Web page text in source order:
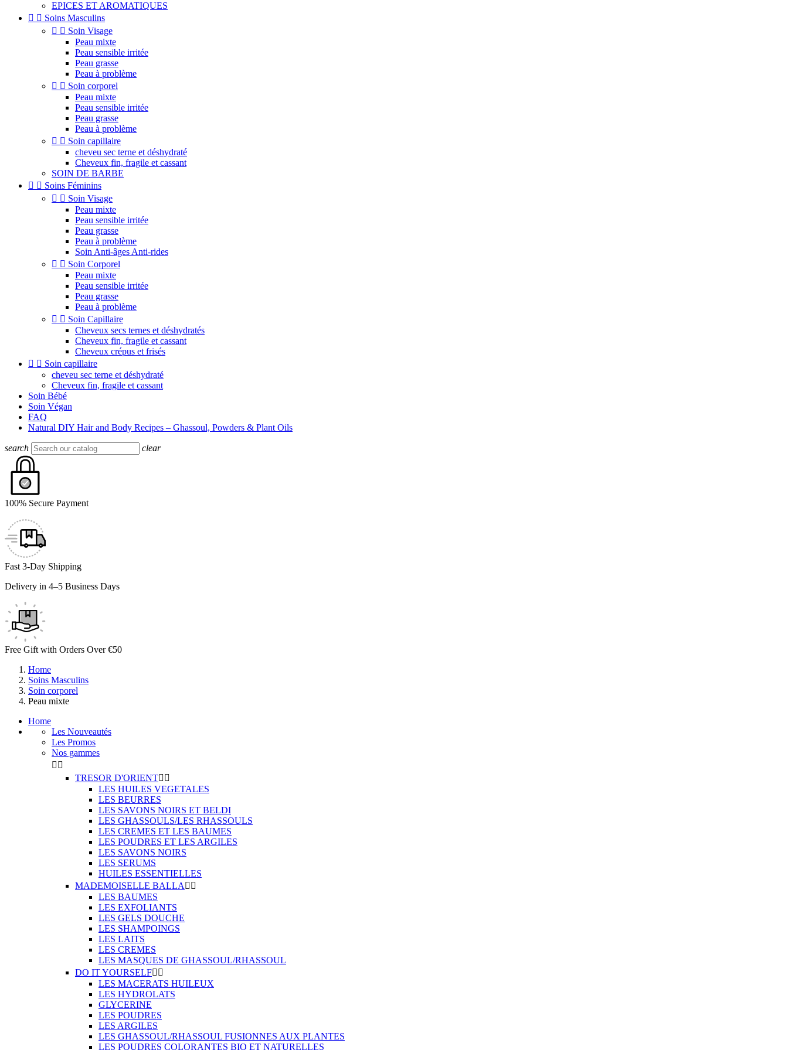
EPICES ET AROMATIQUES
  Soins Masculins
  Soin Visage
Peau mixte
Peau sensible irritée
Peau grasse
Peau à problème
  Soin corporel
Peau mixte
Peau sensible irritée
Peau grasse
Peau à problème
  Soin capillaire
cheveu sec terne et déshydraté
Cheveux fin, fragile et cassant
SOIN DE BARBE
  Soins Féminins
  Soin Visage
Peau mixte
Peau sensible irritée
Peau grasse
Peau à problème
Soin Anti-âges Anti-rides
  Soin Corporel
Peau mixte
Peau sensible irritée
Peau grasse
Peau à problème
  Soin Capillaire
Cheveux secs ternes et déshydratés
Cheveux fin, fragile et cassant
Cheveux crépus et frisés
  Soin capillaire
cheveu sec terne et déshydraté
Cheveux fin, fragile et cassant
Soin Bébé
Soin Végan
FAQ
Natural DIY Hair and Body Recipes – Ghassoul, Powders & Plant Oils
search clear
100% Secure Payment
Fast 3-Day Shipping
Delivery in 4–5 Business Days
Free Gift with Orders Over €50
Home
Soins Masculins
Soin corporel
Peau mixte
Home
Les Nouveautés
Les Promos
Nos gammes
 
TRESOR D'ORIENT 
LES HUILES VEGETALES
LES BEURRES
LES SAVONS NOIRS ET BELDI
LES GHASSOULS/LES RHASSOULS
LES CREMES ET LES BAUMES
LES POUDRES ET LES ARGILES
LES SAVONS NOIRS
LES SERUMS
HUILES ESSENTIELLES
MADEMOISELLE BALLA  
LES BAUMES
LES EXFOLIANTS
LES GELS DOUCHE
LES SHAMPOINGS
LES LAITS
LES CREMES
LES MASQUES DE GHASSOUL/RHASSOUL
DO IT YOURSELF 
LES MACERATS HUILEUX
LES HYDROLATS
GLYCERINE
LES POUDRES
LES ARGILES
LES GHASSOUL/RHASSOUL FUSIONNES AUX PLANTES
LES POUDRES COLORANTES BIO ET NATURELLES